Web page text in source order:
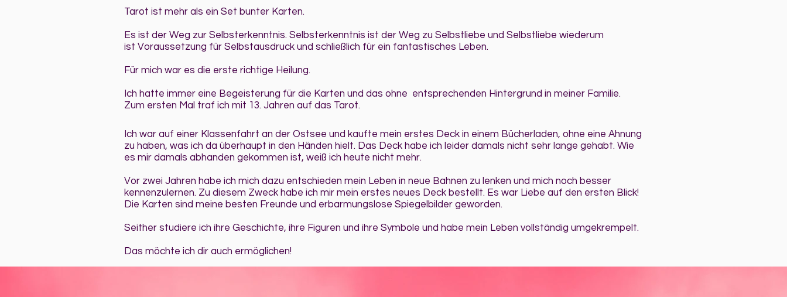
Tarot ist mehr als ein Set bunter Karten.
Es ist der Weg zur Selbsterkenntnis. Selbsterkenntnis ist der Weg zu Selbstliebe und Selbstliebe wiederum
ist Voraussetzung für Selbstausdruck und schließlich für ein fantastisches Leben.
Für mich war es die erste richtige Heilung.
Ich hatte immer eine Begeisterung für die Karten und das ohne entsprechenden Hintergrund in meiner Familie.
Zum ersten Mal traf ich mit 13. Jahren auf das Tarot.
Ich war auf einer Klassenfahrt an der Ostsee und kaufte mein erstes Deck in einem Bücherladen, ohne eine Ahnung
zu haben, was ich da überhaupt in den Händen hielt. Das Deck habe ich leider damals nicht sehr lange gehabt. Wie
es mir damals abhanden gekommen ist, weiß ich heute nicht mehr.
Vor zwei Jahren habe ich mich dazu entschieden mein Leben in neue Bahnen zu lenken und mich noch besser
kennenzulernen. Zu diesem Zweck habe ich mir mein erstes neues Deck bestellt. Es war Liebe auf den ersten Blick!
Die Karten sind meine besten Freunde und erbarmungslose Spiegelbilder geworden.
Seither studiere ich ihre Geschichte, ihre Figuren und ihre Symbole und habe mein Leben vollständig umgekrempelt.
Das möchte ich dir auch ermöglichen!